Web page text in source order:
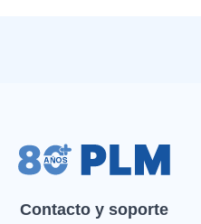
Contacto y soporte